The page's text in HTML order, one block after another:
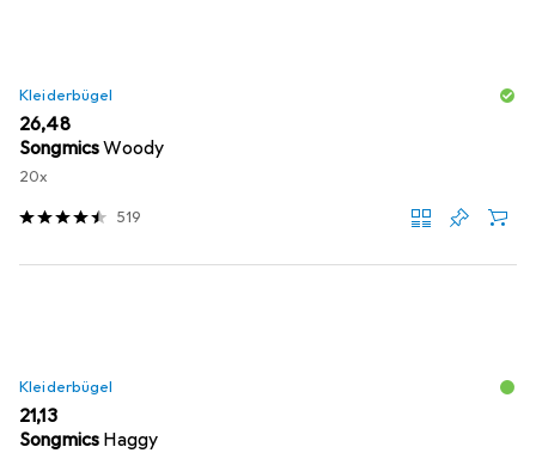
Kleiderbügel
EUR
26,48
SongmicsWoody
20x
519
Kleiderbügel
EUR
21,13
Songmics Haggy